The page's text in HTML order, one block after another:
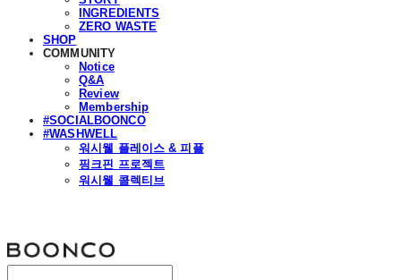
INGREDIENTS
ZERO WASTE
SHOP
COMMUNITY
Notice
Q&A
Review
Membership
#SOCIALBOONCO
#WASHWELL
워시웰 플레이스 & 피플
핑크핀 프로젝트
워시웰 콜렉티브